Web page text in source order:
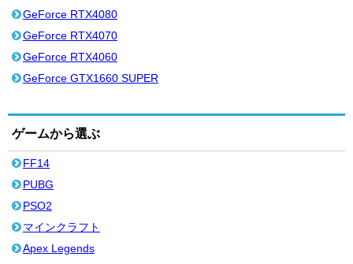
GeForce RTX4080
GeForce RTX4070
GeForce RTX4060
GeForce GTX1660 SUPER
ゲームから選ぶ
FF14
PUBG
PSO2
マインクラフト
Apex Legends